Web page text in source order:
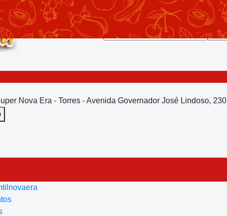
Nova Era - Torres - Avenida Governador José Lindoso, 230